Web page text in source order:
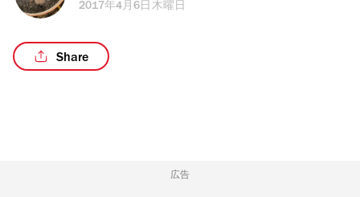
2017年4月6日木曜日
Share
広告